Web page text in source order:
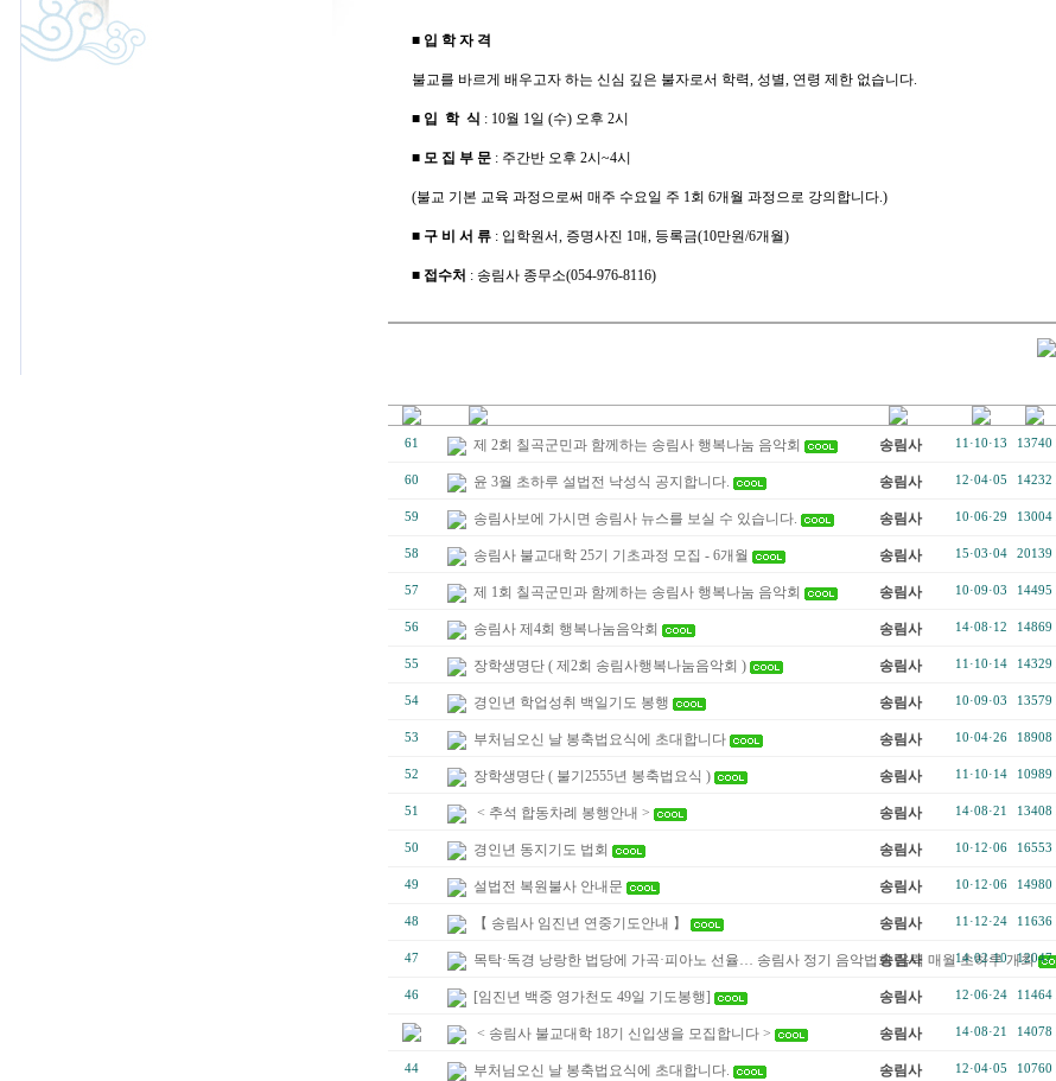
■ 입 학 자 격
불교를 바르게 배우고자 하는 신심 깊은 불자로서 학력, 성별, 연령 제한 없습니다.
■ 입 학 식 : 10월 1일 (수) 오후 2시
■ 모 집 부 문 : 주간반 오후 2시~4시
(불교 기본 교육 과정으로써 매주 수요일 주 1회 6개월 과정으로 강의합니다.)
■ 구 비 서 류 : 입학원서, 증명사진 1매, 등록금(10만원/6개월)
■ 접수처 : 송림사 종무소(054-976-8116)
61 제 2회 칠곡군민과 함께하는 송림사 행복나눔 음악회 송림사 11·10·13 13740
60 윤 3월 초하루 설법전 낙성식 공지합니다. 송림사 12·04·05 14232
59 송림사보에 가시면 송림사 뉴스를 보실 수 있습니다. 송림사 10·06·29 13004
58 송림사 불교대학 25기 기초과정 모집 - 6개월 송림사 15·03·04 20139
57 제 1회 칠곡군민과 함께하는 송림사 행복나눔 음악회 송림사 10·09·03 14495
56 송림사 제4회 행복나눔음악회 송림사 14·08·12 14869
55 장학생명단 ( 제2회 송림사행복나눔음악회 ) 송림사 11·10·14 14329
54 경인년 학업성취 백일기도 봉행 송림사 10·09·03 13579
53 부처님오신 날 봉축법요식에 초대합니다 송림사 10·04·26 18908
52 장학생명단 ( 불기2555년 봉축법요식 ) 송림사 11·10·14 10989
51 < 추석 합동차례 봉행안내 > 송림사 14·08·21 13408
50 경인년 동지기도 법회 송림사 10·12·06 16553
49 설법전 복원불사 안내문 송림사 10·12·06 14980
48 【 송림사 임진년 연중기도안내 】 송림사 11·12·24 11636
47 목탁·독경 낭랑한 법당에 가곡·피아노 선율… 송림사 정기 음악법회 음력 매월 초하루 개최
송림사 14·02·10 12047
46 [임진년 백중 영가천도 49일 기도봉행] 송림사 12·06·24 11464
< 송림사 불교대학 18기 신입생을 모집합니다 > 송림사 14·08·21 14078
44 부처님오신 날 봉축법요식에 초대합니다. 송림사 12·04·05 10760